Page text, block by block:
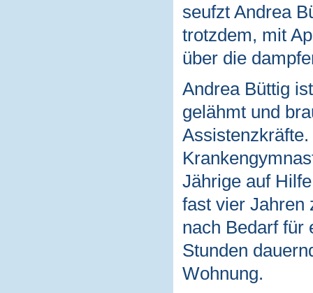
seufzt Andrea
trotzdem, mit
über die
Andrea Büttig
gelähmt und
Jährige auf
fast vier Jahren
nach Bedarf für
Stunden
Wohnung.